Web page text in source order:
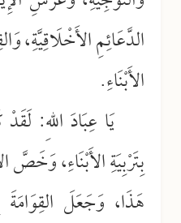
الدَّعَائِمِ الأَخْلَاقِيَّةِ،
الأَبْنَاءِ.
يَا عِبَادَ اللهِ:
بِتَرْبِيَةِ الأَبْنَاءِ، وَخَصَّ
هَذَا، وَجَعَلَ